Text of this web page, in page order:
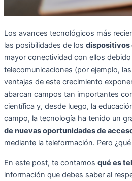
Los avances tecnológicos más
las posibilidades de los
mayor conectividad con ellos
telecomunicaciones (por ejemplo,
ventajas de este crecimiento
abarcan campos tan importantes
científica y, desde luego, la
campo, la tecnología ha tenido un
de nuevas oportunidades de
mediante la teleformación. Pero
En este post, te contamos qué es
información que debes saber al